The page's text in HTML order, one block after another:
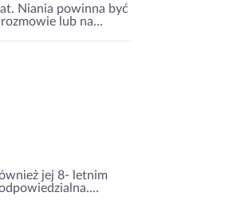
Niania powinna być
lub na...
jej 8- letnim